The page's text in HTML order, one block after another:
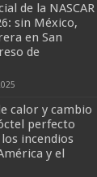
de la NASCAR
sin México,
en San
de
calor y cambio
perfecto
incendios
y el